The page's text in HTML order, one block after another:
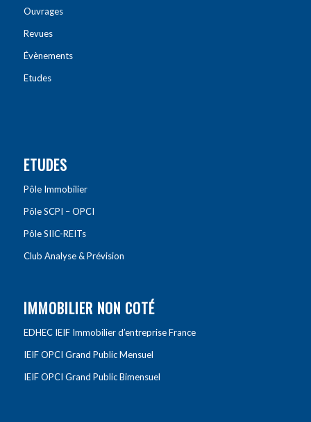
Ouvrages
Revues
Évènements
Etudes
ETUDES
Pôle Immobilier
Pôle SCPI – OPCI
Pôle SIIC-REITs
Club Analyse & Prévision
IMMOBILIER NON COTÉ
EDHEC IEIF Immobilier d’entreprise France
IEIF OPCI Grand Public Mensuel
IEIF OPCI Grand Public Bimensuel